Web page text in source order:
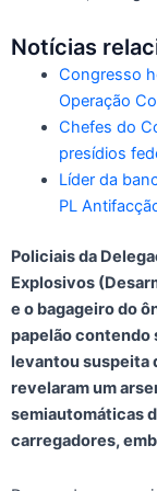
Notícias
Congresso
Operação
Chefes do
presídios
Líder da
PL
Policiais da
Explosivos
e o bagageiro do
papelão contendo
levantou suspeita
revelaram um
semiautomáticas
carregadores,